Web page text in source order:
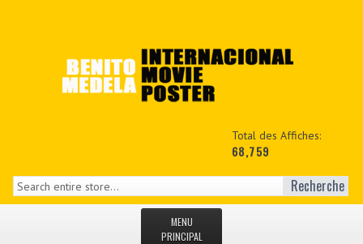
Total des Affiches:
68,759
Recherche
MENU
PRINCIPAL